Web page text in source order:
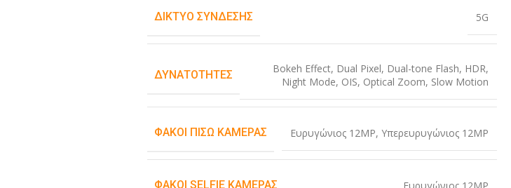
ΔΊΚΤΥΟ ΣΎΝΔΕΣΗΣ 5G
ΔΥΝΑΤΌΤΗΤΕΣ Bokeh Effect, Dual Pixel, Dual-tone Flash, HDR,
Night Mode, OIS, Optical Zoom, Slow Motion
ΦΑΚΟΊ ΠΊΣΩ ΚΆΜΕΡΑΣ Ευρυγώνιος 12MP, Υπερευρυγώνιος 12MP
ΦΑΚΟΊ SELFIE ΚΆΜΕΡΑΣ